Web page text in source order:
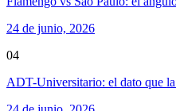
24 de junio, 2026
04
ADT-Universitario: el dato que